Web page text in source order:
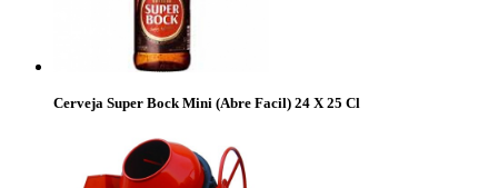
Cerveja Super Bock Mini (Abre Facil) 24 X 25 Cl